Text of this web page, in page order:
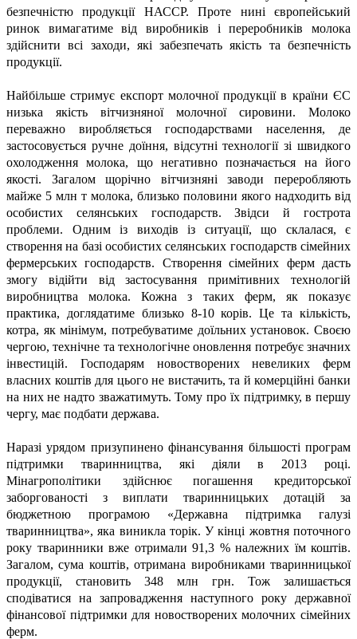
безпечністю продукції НАССР. Проте нині європейський
ринок вимагатиме від виробників і переробників молока
здійснити всі заходи, які забезпечать якість та безпечність
продукції.
Найбільше стримує експорт молочної продукції в країни ЄС
низька якість вітчизняної молочної сировини. Молоко
переважно виробляється господарствами населення, де
застосовується ручне доїння, відсутні технології зі швидкого
охолодження молока, що негативно позначається на його
якості. Загалом щорічно вітчизняні заводи переробляють
майже 5 млн т молока, близько половини якого надходить від
особистих селянських господарств. Звідси й гострота
проблеми. Одним із виходів із ситуації, що склалася, є
створення на базі особистих селянських господарств сімейних
фермерських господарств. Створення сімейних ферм дасть
змогу відійти від застосування примітивних технологій
виробництва молока. Кожна з таких ферм, як показує
практика, доглядатиме близько 8-10 корів. Це та кількість,
котра, як мінімум, потребуватиме доїльних установок. Своєю
чергою, технічне та технологічне оновлення потребує значних
інвестицій. Господарям новостворених невеликих ферм
власних коштів для цього не вистачить, та й комерційні банки
на них не надто зважатимуть. Тому про їх підтримку, в першу
чергу, має подбати держава.
Наразі урядом призупинено фінансування більшості програм
підтримки тваринництва, які діяли в 2013 році.
Мінагрополітики здійснює погашення кредиторської
заборгованості з виплати тваринницьких дотацій за
бюджетною програмою «Державна підтримка галузі
тваринництва», яка виникла торік. У кінці жовтня поточного
року тваринники вже отримали 91,3 % належних їм коштів.
Загалом, сума коштів, отримана виробниками тваринницької
продукції, становить 348 млн грн. Тож залишається
сподіватися на запровадження наступного року державної
фінансової підтримки для новостворених молочних сімейних
ферм.